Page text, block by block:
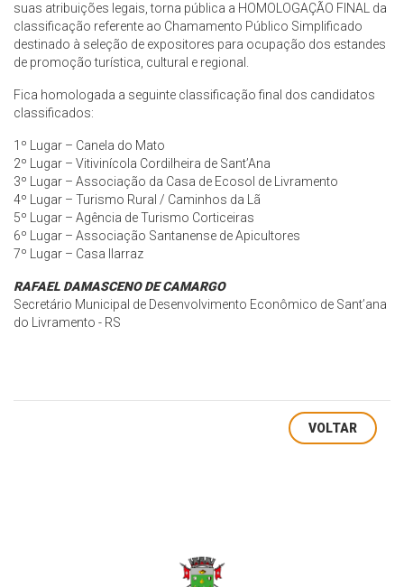
suas atribuições legais, torna pública a HOMOLOGAÇÃO FINAL da
classificação referente ao Chamamento Público Simplificado
destinado à seleção de expositores para ocupação dos estandes
de promoção turística, cultural e regional.
Fica homologada a seguinte classificação final dos candidatos
classificados:
1º Lugar – Canela do Mato
2º Lugar – Vitivinícola Cordilheira de Sant’Ana
3º Lugar – Associação da Casa de Ecosol de Livramento
4º Lugar – Turismo Rural / Caminhos da Lã
5º Lugar – Agência de Turismo Corticeiras
6º Lugar – Associação Santanense de Apicultores
7º Lugar – Casa Ilarraz
RAFAEL DAMASCENO DE CAMARGO
Secretário Municipal de Desenvolvimento Econômico de Sant’ana
do Livramento - RS
VOLTAR